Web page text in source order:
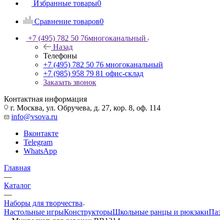
Избранные товары0
Сравнение товаров0
+7 (495) 782 50 76многоканальный
Назад
Телефоны
+7 (495) 782 50 76 многоканальный
+7 (985) 958 79 81 офис-склад
Заказать звонок
Контактная информация
г. Москва, ул. Обручева, д. 27, кор. 8, оф. 114
info@vsova.ru
Вконтакте
Telegram
WhatsApp
Главная
—
Каталог
—
Наборы для творчества
Настольные игрыКонструкторыШкольные ранцы и рюкзаки